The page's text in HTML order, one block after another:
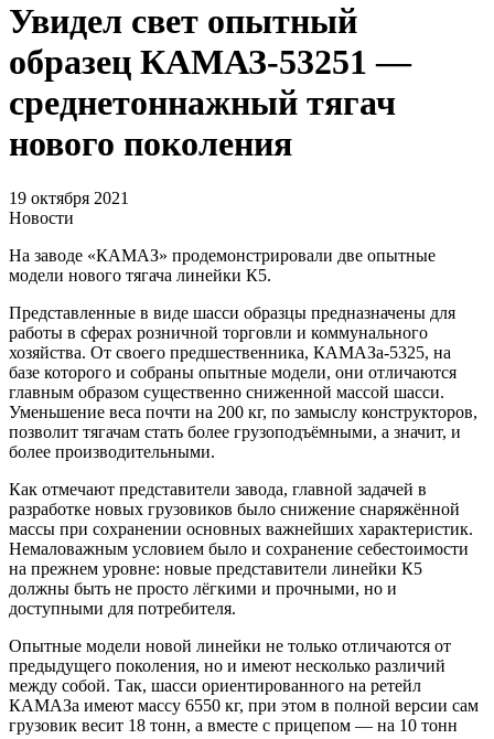
Увидел свет опытный
образец КАМАЗ-53251 —
среднетоннажный тягач
нового поколения
19 октября 2021
Новости
На заводе «КАМАЗ» продемонстрировали две опытные
модели нового тягача линейки К5.
Представленные в виде шасси образцы предназначены для
работы в сферах розничной торговли и коммунального
хозяйства. От своего предшественника, КАМАЗа-5325, на
базе которого и собраны опытные модели, они отличаются
главным образом существенно сниженной массой шасси.
Уменьшение веса почти на 200 кг, по замыслу конструкторов,
позволит тягачам стать более грузоподъёмными, а значит, и
более производительными.
Как отмечают представители завода, главной задачей в
разработке новых грузовиков было снижение снаряжённой
массы при сохранении основных важнейших характеристик.
Немаловажным условием было и сохранение себестоимости
на прежнем уровне: новые представители линейки К5
должны быть не просто лёгкими и прочными, но и
доступными для потребителя.
Опытные модели новой линейки не только отличаются от
предыдущего поколения, но и имеют несколько различий
между собой. Так, шасси ориентированного на ретейл
КАМАЗа имеют массу 6550 кг, при этом в полной версии сам
грузовик весит 18 тонн, а вместе с прицепом — на 10 тонн